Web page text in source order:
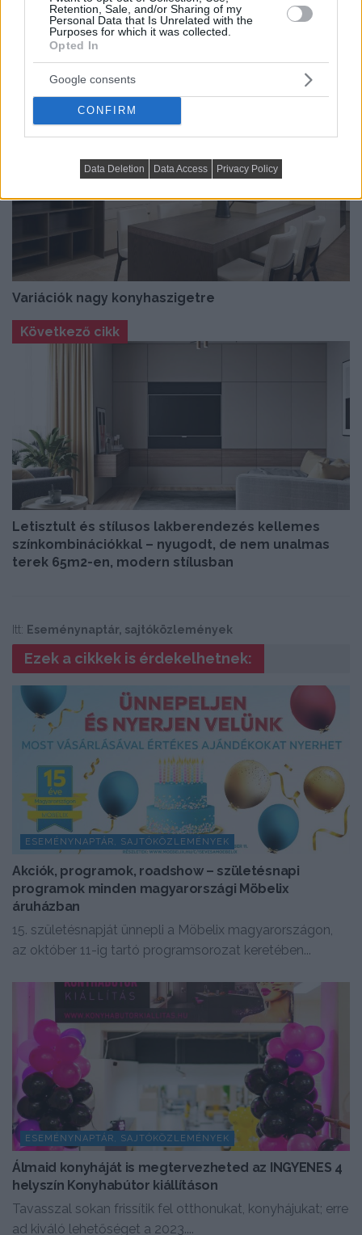
Retention, Sale, and/or Sharing of my
Personal Data that Is Unrelated with the
Purposes for which it was collected.
Opted In
Google consents
CONFIRM
Data Deletion Data Access Privacy Policy
Előző cikk
Variációk nagy konyhaszigetre
Következő cikk
Letisztult és stílusos lakberendezés kellemes
színkombinációkkal – nyugodt, de nem unalmas
terek 65m2-en, modern stílusban
Itt: Eseménynaptár, sajtóközlemények
Ezek a cikkek is érdekelhetnek:
ESEMÉNYNAPTÁR, SAJTÓKÖZLEMÉNYEK
Akciók, programok, roadshow – születésnapi
programok minden magyarországi Möbelix
áruházban
15. születésnapját ünnepli a Möbelix magyarországon,
az október 11-ig tartó programsorozat keretében...
ESEMÉNYNAPTÁR, SAJTÓKÖZLEMÉNYEK
Álmaid konyháját is megtervezheted az INGYENES 4
helyszín Konyhabútor kiállításon
Tavasszal sokan frissítik fel otthonukat, konyhájukat; erre
ad kiváló lehetőséget a 2023....